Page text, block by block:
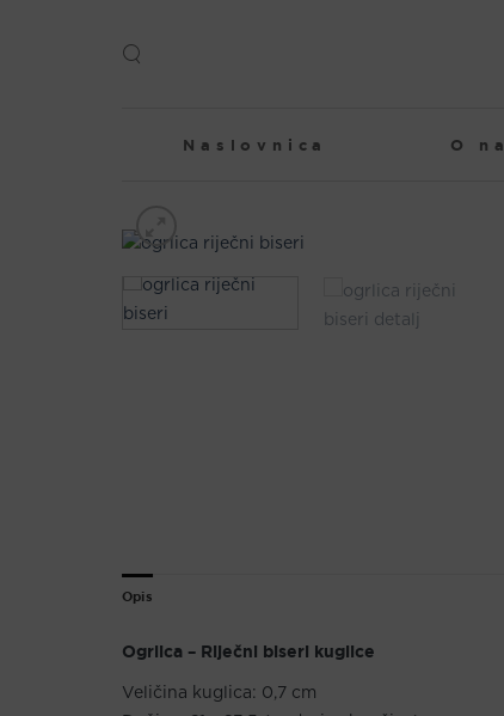
Naslovnica O
Opis
Ogrlica – Riječni biseri kuglice
Veličina kuglica: 0,7 cm